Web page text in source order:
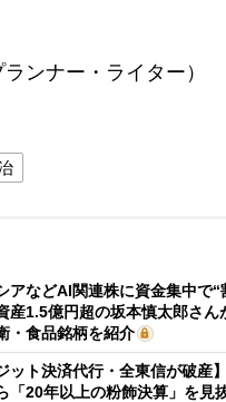
ンナー・ライター）
アなどAI関連株に資金集中で
1.5億円超の坂本慎太郎さん
・食品銘柄を紹介
ット決済代行・全東信が破産
「20年以上の粉飾決算」を